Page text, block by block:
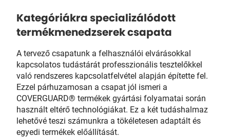
Kategóriákra specializálódott
termékmenedzserek csapata
A tervező csapatunk a felhasználói elvárásokkal
kapcsolatos tudástárát professzionális tesztelőkkel
való rendszeres kapcsolatfelvétel alapján építette fel.
Ezzel párhuzamosan a csapat jól ismeri a
COVERGUARD® termékek gyártási folyamatai során
használt eltérő technológiákat. Ez a két tudáshalmaz
lehetővé teszi számunkra a tökéletesen adaptált és
egyedi termékek előállítását.